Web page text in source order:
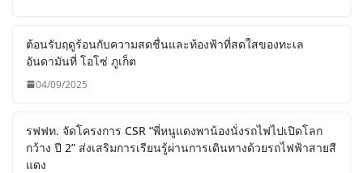
ต้อนรับฤดูร้อนกับความสดชื่นและท้องฟ้าที่สดใสของทะเล
อันดามันที่ โอโซ่ ภูเก็ต
04/09/2025
รฟฟท. จัดโครงการ CSR “พี่หนูแดงพาน้องนั่งรถไฟไปเปิดโลก
กว้าง ปี 2” ส่งเสริมการเรียนรู้ผ่านการเดินทางด้วยรถไฟฟ้าสายสี
แดง